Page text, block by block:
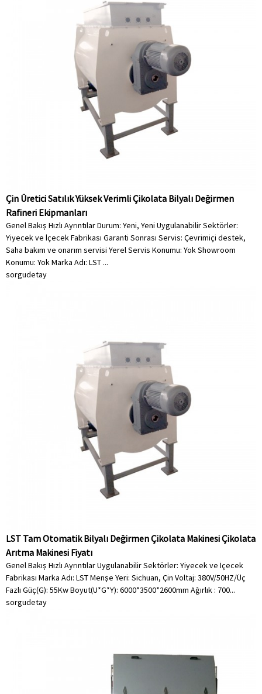
Çin Üretici Satılık Yüksek Verimli Çikolata Bilyalı Değirmen
Rafineri Ekipmanları
Genel Bakış Hızlı Ayrıntılar Durum: Yeni, Yeni Uygulanabilir Sektörler:
Yiyecek ve İçecek Fabrikası Garanti Sonrası Servis: Çevrimiçi destek,
Saha bakım ve onarım servisi Yerel Servis Konumu: Yok Showroom
Konumu: Yok Marka Adı: LST ...
sorgudetay
LST Tam Otomatik Bilyalı Değirmen Çikolata Makinesi Çikolata
Arıtma Makinesi Fiyatı
Genel Bakış Hızlı Ayrıntılar Uygulanabilir Sektörler: Yiyecek ve İçecek
Fabrikası Marka Adı: LST Menşe Yeri: Sichuan, Çin Voltaj: 380V/50HZ/Üç
Fazlı Güç(G): 55Kw Boyut(U*G*Y): 6000*3500*2600mm Ağırlık : 700...
sorgudetay